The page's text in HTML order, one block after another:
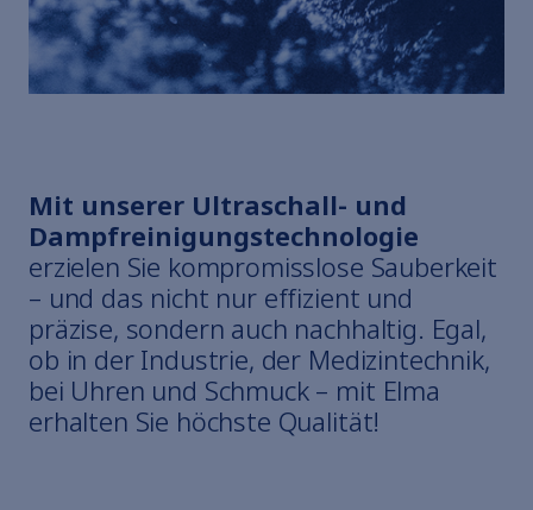
Elmasolvex
Cyclomotion
Cyclomotion Pro
Antimag
Service
Karriere
zum Elma Hub
Warenkorb
Fachhändler
Fachmessen
Downloads
Ersatzteile
Fach- & Führungskräfte
Mit unserer Ultraschall- und
Dampfreinigungstechnologie
erzielen Sie kompromisslose Sauberkeit
– und das nicht nur effizient und
präzise, sondern auch nachhaltig. Egal,
ob in der Industrie, der Medizintechnik,
bei Uhren und Schmuck – mit Elma
erhalten Sie höchste Qualität!